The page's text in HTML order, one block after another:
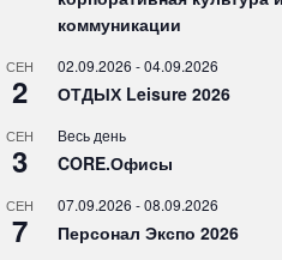
коммуникации
СЕН
2
02.09.2026 -04.09.2026
ОТДЫХ Leisure 2026
СЕН
3
Весь день
CORE.Офисы
СЕН
7
07.09.2026 -08.09.2026
Персонал Экспо 2026